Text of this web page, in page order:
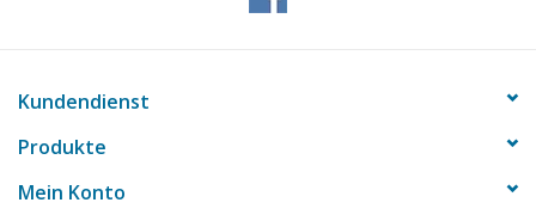
Kundendienst
Produkte
Mein Konto